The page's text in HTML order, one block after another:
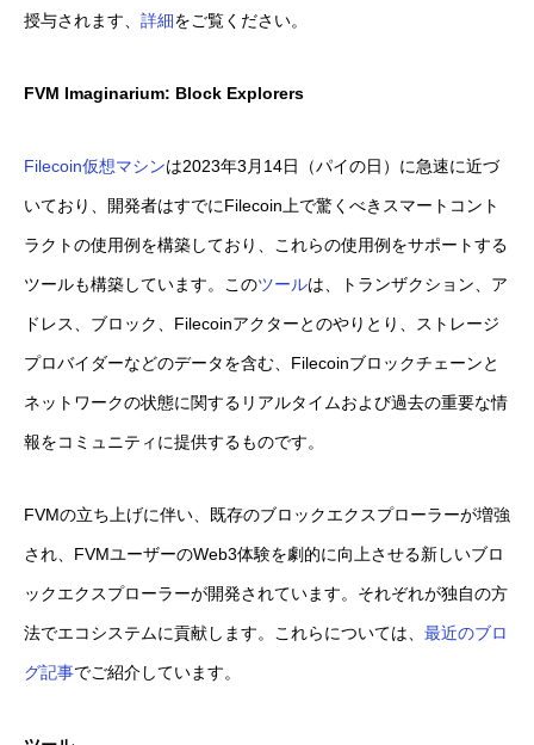
授与されます、 詳細をご覧ください。
FVM Imaginarium: Block Explorers
Filecoin仮想マシンは2023年3月14日（パイの日）に急速に近づ
いており、開発者はすでにFilecoin上で驚くべきスマートコント
ラクトの使用例を構築しており、これらの使用例をサポートする
ツールも構築しています。このツールは、トランザクション、ア
ドレス、ブロック、Filecoinアクターとのやりとり、ストレージ
プロバイダーなどのデータを含む、Filecoinブロックチェーンと
ネットワークの状態に関するリアルタイムおよび過去の重要な情
報をコミュニティに提供するものです。
FVMの立ち上げに伴い、既存のブロックエクスプローラーが増強
され、FVMユーザーのWeb3体験を劇的に向上させる新しいブロ
ックエクスプローラーが開発されています。それぞれが独自の方
法でエコシステムに貢献します。これらについては、 最近のブロ
グ記事でご紹介しています。